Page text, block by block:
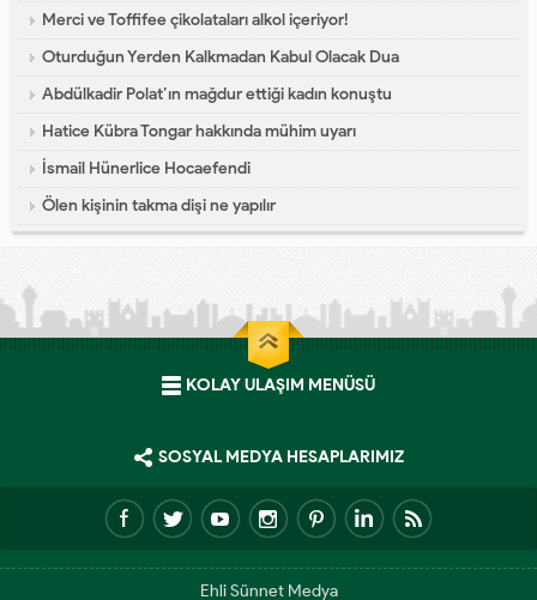
Merci ve Toffifee çikolataları alkol içeriyor!
Oturduğun Yerden Kalkmadan Kabul Olacak Dua
Abdülkadir Polat’ın mağdur ettiği kadın konuştu
Hatice Kübra Tongar hakkında mühim uyarı
İsmail Hünerlice Hocaefendi
Ölen kişinin takma dişi ne yapılır
KOLAY ULAŞIM MENÜSÜ
SOSYAL MEDYA HESAPLARIMIZ
Ehli Sünnet Medya